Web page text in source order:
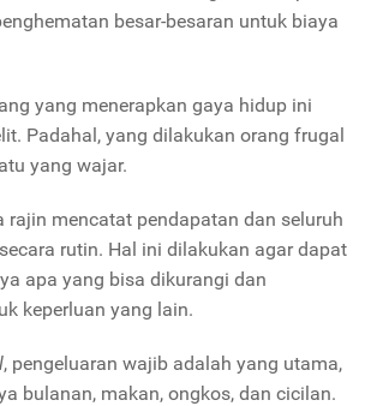
besar-besaran untuk biaya
yang menerapkan gaya hidup ini
Padahal, yang dilakukan orang frugal
yang wajar.
rajin mencatat pendapatan dan seluruh
rutin. Hal ini dilakukan agar dapat
apa yang bisa dikurangi dan
keperluan yang lain.
, pengeluaran wajib adalah yang utama,
bulanan, makan, ongkos, dan cicilan.